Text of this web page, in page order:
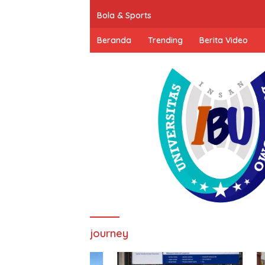
Bola & Sports
Beranda Trending Berita Video
journey